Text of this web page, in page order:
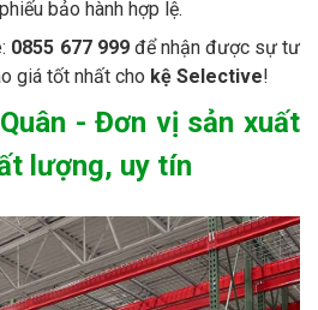
bảo hành hợp lệ.
0855 677 999 để nhận được sự tư
giá tốt nhất cho kệ Selective!
- Đơn vị sản xuất
lượng, uy tín